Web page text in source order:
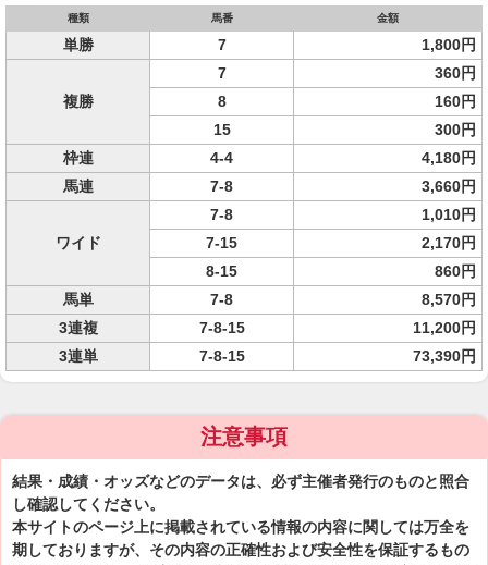
種類 馬番 金額
単勝 7 1,800円
複勝
7
360円
8
160円
15
300円
枠連
4-4
4,180円
馬連
7-8 3,660円
ワイド
7-8
1,010円
7-15
2,170円
8-15
860円
馬単
7-8
8,570円
3連複
7-8-15
11,200円
3連単
7-8-15 73,390円
注意事項
結果・成績・オッズなどのデータは、必ず主催者発行のものと照合
し確認してください。
本サイトのページ上に掲載されている情報の内容に関しては万全を
期しておりますが、その内容の正確性および安全性を保証するもの